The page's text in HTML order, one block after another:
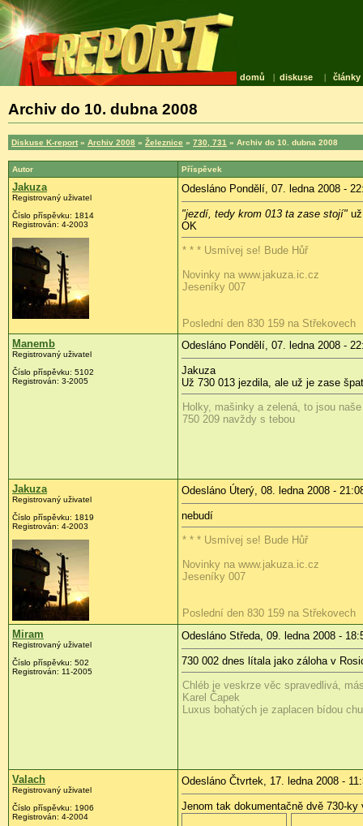
domů | diskuse | články
Archiv do 10. dubna 2008
Diskuse K-report » Archiv 2008 » Železnice » 730, 731 » Archiv do 10. dubna 2008
Autor Příspěvek
Jakuza
Registrovaný uživatel
Číslo příspěvku: 1814
Registrován: 4-2003
Odesláno Pondělí, 07. ledna 2008 -
"jezdí, tedy krom 013 ta zase stojí"
OK
* * * Usmívej se! Bude Hůř
Novinky na www.jakuza.ic.cz
Jeseníky 007
Poslední den 830 159 na Střekovech
Manemb
Registrovaný uživatel
Číslo příspěvku: 5102
Registrován: 3-2005
Odesláno Pondělí, 07. ledna 2008 -
Jakuza
Už 730 013 jezdila, ale už je zase
Holky, mašinky a zelená, to jsou
750 209 navždy s tebou
Jakuza
Registrovaný uživatel
Číslo příspěvku: 1819
Registrován: 4-2003
Odesláno Úterý, 08. ledna 2008 -
nebudí
* * * Usmívej se! Bude Hůř
Novinky na www.jakuza.ic.cz
Jeseníky 007
Poslední den 830 159 na Střekovech
Miram
Registrovaný uživatel
Číslo příspěvku: 502
Registrován: 11-2005
Odesláno Středa, 09. ledna 2008 -
730 002 dnes lítala jako záloha v
Chléb je veskrze věc spravedlivá,
Karel Čapek
Luxus bohatých je zaplacen bídou
Valach
Registrovaný uživatel
Číslo příspěvku: 1906
Registrován: 4-2004
Odesláno Čtvrtek, 17. ledna 2008 -
Jenom tak dokumentačně dvě 730-ky